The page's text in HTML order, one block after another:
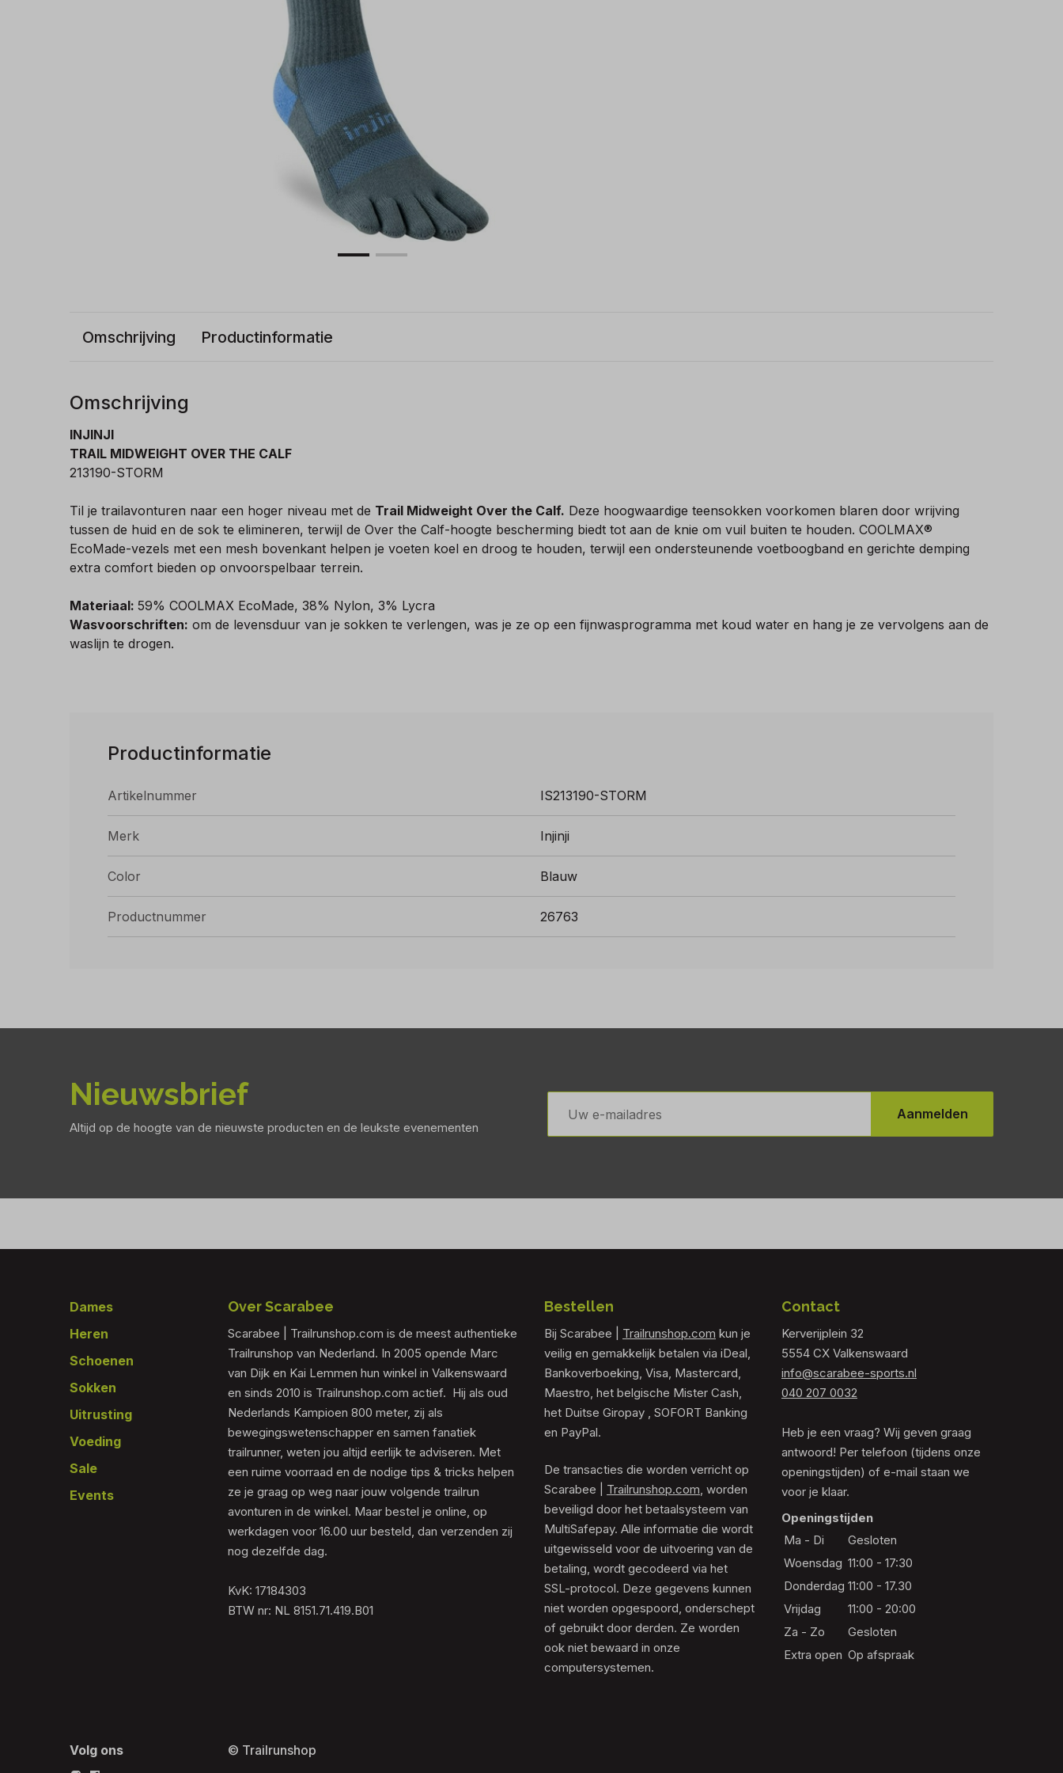
Omschrijving Productinformatie
Omschrijving
INJINJI
TRAIL MIDWEIGHT OVER THE CALF
213190-STORM
Til je trailavonturen naar een hoger niveau met de Trail Midweight Over the Calf. Deze hoogwaardige teensokken voorkomen blaren door wrijving
tussen de huid en de sok te elimineren, terwijl de Over the Calf-hoogte bescherming biedt tot aan de knie om vuil buiten te houden. COOLMAX®
EcoMade-vezels met een mesh bovenkant helpen je voeten koel en droog te houden, terwijl een ondersteunende voetboogband en gerichte demping
extra comfort bieden op onvoorspelbaar terrein.
Materiaal: 59% COOLMAX EcoMade, 38% Nylon, 3% Lycra
Wasvoorschriften: om de levensduur van je sokken te verlengen, was je ze op een fijnwasprogramma met koud water en hang je ze vervolgens aan de
waslijn te drogen.
Productinformatie
Artikelnummer IS213190-STORM
Merk Injinji
Color Blauw
Productnummer 26763
Nieuwsbrief
Altijd op de hoogte van de nieuwste producten en de leukste evenementen
E-
mailadres
Aanmelden
Footer
Dames
Heren
Schoenen
Sokken
Uitrusting
Voeding
Sale
Events
Over Scarabee
Scarabee | Trailrunshop.com is de meest authentieke
Trailrunshop van Nederland. In 2005 opende Marc
van Dijk en Kai Lemmen hun winkel in Valkenswaard
en sinds 2010 is Trailrunshop.com actief. Hij als oud
Nederlands Kampioen 800 meter, zij als
bewegingswetenschapper en samen fanatiek
trailrunner, weten jou altijd eerlijk te adviseren. Met
een ruime voorraad en de nodige tips & tricks helpen
ze je graag op weg naar jouw volgende trailrun
avonturen in de winkel. Maar bestel je online, op
werkdagen voor 16.00 uur besteld, dan verzenden zij
nog dezelfde dag.
KvK: 17184303
BTW nr: NL 8151.71.419.B01
Bestellen
Bij Scarabee | Trailrunshop.com kun je
veilig en gemakkelijk betalen via iDeal,
Bankoverboeking, Visa, Mastercard,
Maestro, het belgische Mister Cash,
het Duitse Giropay , SOFORT Banking
en PayPal.
De transacties die worden verricht op
Scarabee | Trailrunshop.com, worden
beveiligd door het betaalsysteem van
MultiSafepay. Alle informatie die wordt
uitgewisseld voor de uitvoering van de
betaling, wordt gecodeerd via het
SSL-protocol. Deze gegevens kunnen
niet worden opgespoord, onderschept
of gebruikt door derden. Ze worden
ook niet bewaard in onze
computersystemen.
Contact
Kerverijplein 32
5554 CX Valkenswaard
info@scarabee-sports.nl
040 207 0032
Heb je een vraag? Wij geven graag
antwoord! Per telefoon (tijdens onze
openingstijden) of e-mail staan we
voor je klaar.
Openingstijden
Ma - Di
Gesloten
Woensdag 11:00 - 17:30
Donderdag 11:00 - 17.30
Vrijdag
11:00 - 20:00
Za - Zo
Gesloten
Extra open Op afspraak
Volg ons © Trailrunshop